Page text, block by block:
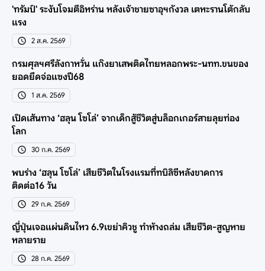
'ทรัมป์' ระงับโจมตีอิหร่าน หลังเจ้าชายซาอุฯกังวล เตหะรานโต้กลับ
แรง
2 ส.ค. 2569
กรมศุลฯศรีลังกาหวั่น แก๊งยาเสพติดไทยหลอกพระ-นทท.ขนของ
ยอดยึดจ่อแซงปี68
1 ส.ค. 2569
เปิดเส้นทาง ‘ฮลุน โซโล่’ จากเด็กสู้ชีวิตสู่บล็อกเกอร์สายลุยท่อง
โลก
30 ก.ค. 2569
พบร่าง ‘ฮลุน โซโล่’ เสียชีวิตในโรงแรมที่ทบิลิซีหลังขาดการ
ติดต่อ16 วัน
29 ก.ค. 2569
ญี่ปุ่นเจอแผ่นดินไหว 6.9เขย่าคิวชู ทำห้างถล่ม เสียชีวิต-สูญหาย
หลายราย
28 ก.ค. 2569